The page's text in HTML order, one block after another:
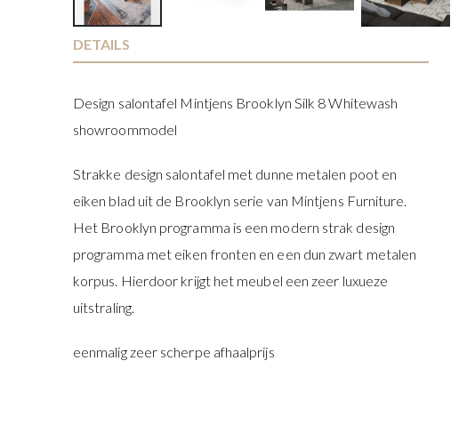
Ga
naar
begin
van
afbeeldingen-
gallerij
DETAILS
Design salontafel Mintjens Brooklyn Silk 8 Whitewash
showroommodel
Strakke design salontafel met dunne metalen poot en
eiken blad uit de Brooklyn serie van Mintjens Furniture.
Het Brooklyn programma is een modern strak design
programma met eiken fronten en een dun zwart metalen
korpus. Hierdoor krijgt het meubel een zeer luxueze
uitstraling.
eenmalig zeer scherpe afhaalprijs